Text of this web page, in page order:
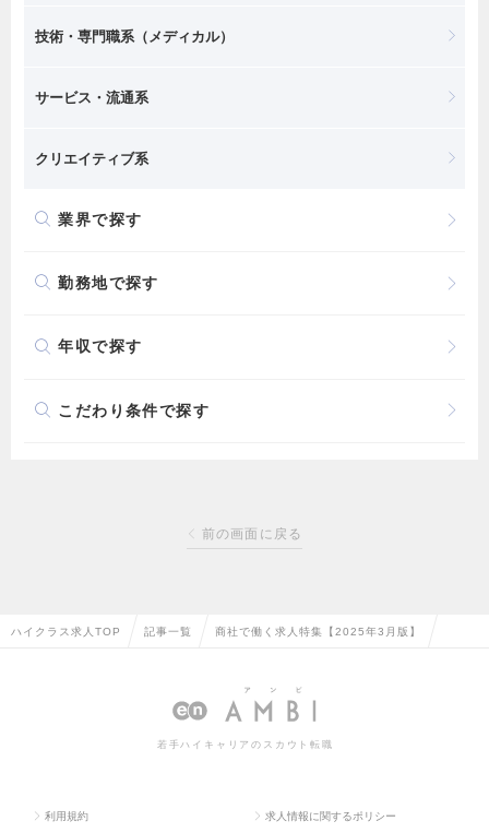
技術・専門職系（メディカル）
サービス・流通系
クリエイティブ系
業界で探す
勤務地で探す
年収で探す
こだわり条件で探す
前の画面に戻る
ハイクラス求人TOP 記事一覧 商社で働く求人特集【2025年3月版】
若手ハイキャリアのスカウト転職
利用規約 求人情報に関するポリシー